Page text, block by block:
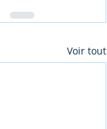
Voir tout